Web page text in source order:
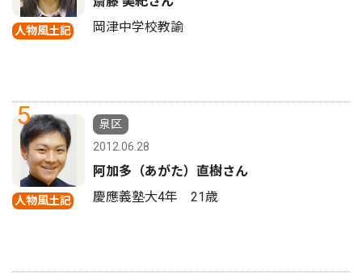
人物風土記
岡津中学校教諭
5
人物風土記
泉区
2012.06.28
阿加多（あがた）直樹さん
慶應義塾大4年 21歳